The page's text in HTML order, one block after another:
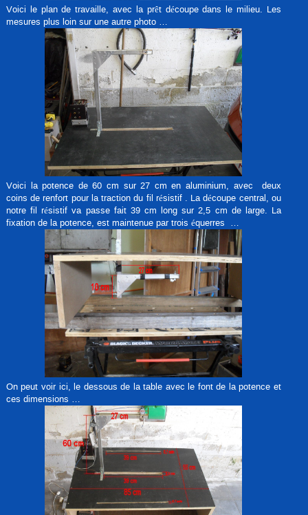
Voici le plan de travaille, avec la prêt découpe dans le milieu. Les
mesures plus loin sur une autre photo …
Voici la potence de 60 cm sur 27 cm en aluminium, avec deux
coins de renfort pour la traction du fil résistif . La découpe central, ou
notre fil résistif va passe fait 39 cm long sur 2,5 cm de large. La
fixation de la potence, est maintenue par trois équerres …
On peut voir ici, le dessous de la table avec le font de la potence et
ces dimensions …